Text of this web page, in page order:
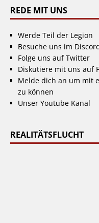
REDE MIT UNS
Werde Teil der Legion
Besuche uns im
Folge uns auf Twitter
Diskutiere mit uns auf
Melde dich an um mit
zu können
Unser Youtube Kanal
REALITÄTSFLUCHT